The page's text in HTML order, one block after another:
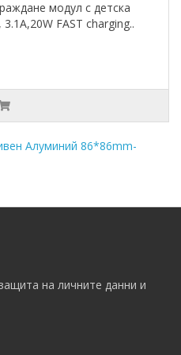
модул с детска
FAST charging..
Алуминий 86*86mm-
на личните данни и